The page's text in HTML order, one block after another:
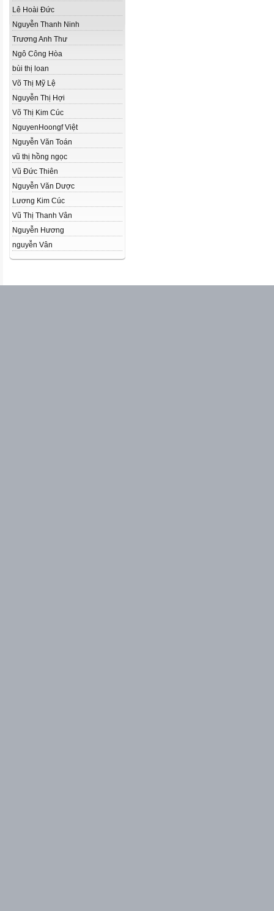
Lê Hoài Đức
Nguyễn Thanh Ninh
Trương Anh Thư
Ngô Công Hòa
bùi thị loan
Võ Thị Mỹ Lệ
Nguyễn Thị Hợi
Võ Thị Kim Cúc
NguyenHoongf Việt
Nguyễn Văn Toán
vũ thị hồng ngọc
Vũ Đức Thiên
Nguyễn Văn Dược
Lương Kim Cúc
Vũ Thị Thanh Vân
Nguyễn Hương
nguyễn Vân